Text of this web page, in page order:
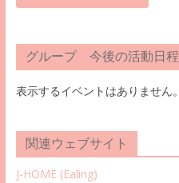
グループ 今後の活動日程
表示するイベントはありません。
関連ウェブサイト
J-HOME (Ealing)